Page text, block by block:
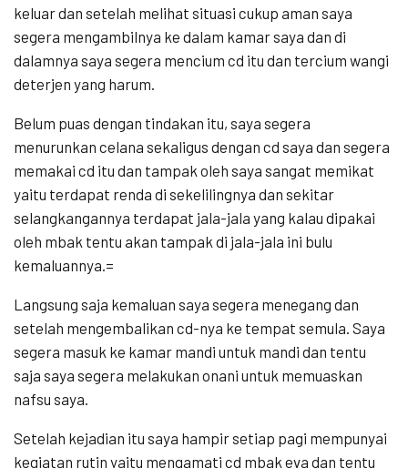
keluar dan setelah melihat situasi cukup aman saya
segera mengambilnya ke dalam kamar saya dan di
dalamnya saya segera mencium cd itu dan tercium wangi
deterjen yang harum.
Belum puas dengan tindakan itu, saya segera
menurunkan celana sekaligus dengan cd saya dan segera
memakai cd itu dan tampak oleh saya sangat memikat
yaitu terdapat renda di sekelilingnya dan sekitar
selangkangannya terdapat jala-jala yang kalau dipakai
oleh mbak tentu akan tampak di jala-jala ini bulu
kemaluannya.=
Langsung saja kemaluan saya segera menegang dan
setelah mengembalikan cd-nya ke tempat semula. Saya
segera masuk ke kamar mandi untuk mandi dan tentu
saja saya segera melakukan onani untuk memuaskan
nafsu saya.
Setelah kejadian itu saya hampir setiap pagi mempunyai
kegiatan rutin yaitu mengamati cd mbak eva dan tentu